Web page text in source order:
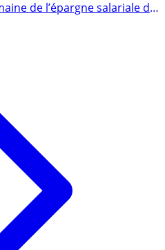
de l’épargne salariale du